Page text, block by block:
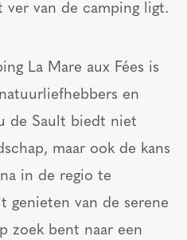
ver van de camping ligt.
La Mare aux Fées is
en
de Sault biedt niet
maar ook de kans
in de regio te
genieten van de serene
zoek bent naar een